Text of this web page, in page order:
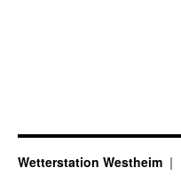
Wetterstation Westheim